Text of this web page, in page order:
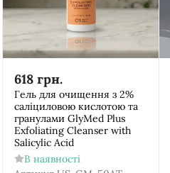
618 грн.
Гель для очищення з 2%
саліциловою кислотою та
гранулами GlyMed Plus
Exfoliating Cleanser with
Salicylic Acid
В наявності